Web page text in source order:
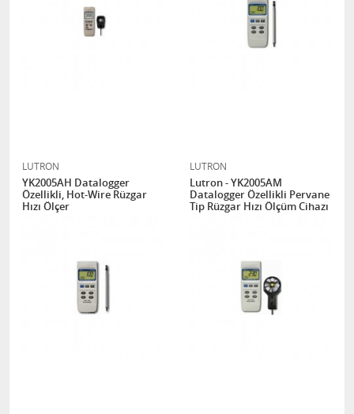
LUTRON
YK2005AH Datalogger
Özellikli, Hot-Wire Rüzgar
Hızı Ölçer
LUTRON
Lutron - YK2005AM
Datalogger Özellikli Pervane
Tip Rüzgar Hızı Ölçüm Cihazı